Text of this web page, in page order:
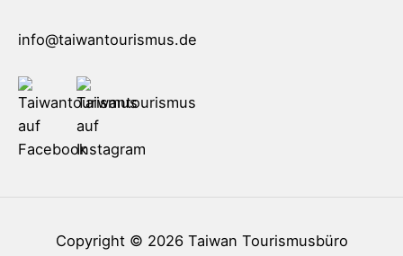
info@taiwantourismus.de
Copyright © 2026 Taiwan Tourismusbüro